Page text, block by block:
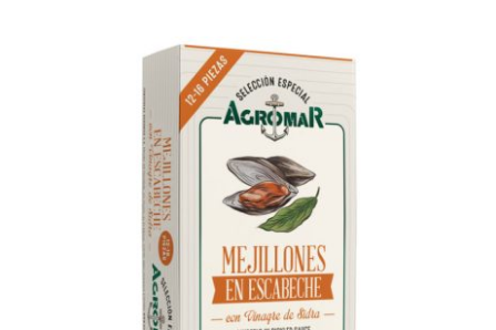
AÑADIR AL CARRITO
DETALLES